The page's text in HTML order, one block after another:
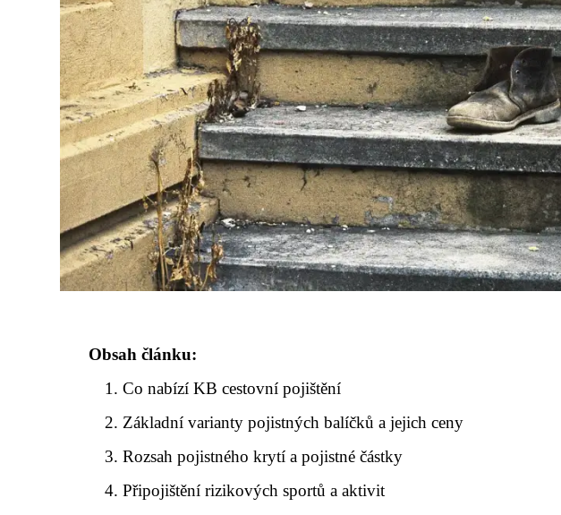
Obsah článku:
Co nabízí KB cestovní pojištění
Základní varianty pojistných balíčků a jejich ceny
Rozsah pojistného krytí a pojistné částky
Připojištění rizikových sportů a aktivit